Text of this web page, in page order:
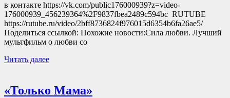
в контакте https://vk.com/public176000939?z=video-
176000939_456239364%2F9837fbea2489c594bc RUTUBE
https://rutube.ru/video/2bff8736824f976015d6354b6fa26ae5/
Поделиться ссылкой: Похожие новости:Сила любви. Лучший
мультфильм о любви со
Читать далее
«Только Мама»